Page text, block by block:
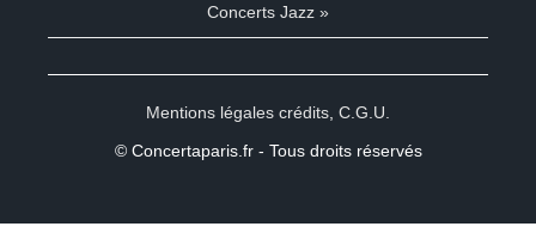
Concerts Jazz »
Mentions légales crédits C.G.U.
© Concertaparis.fr - Tous droits réservés